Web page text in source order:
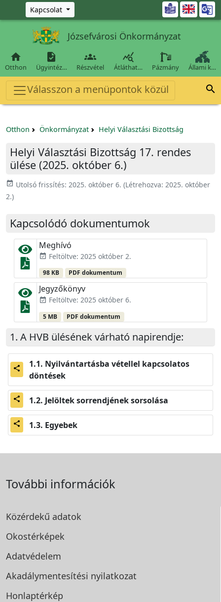
Ugrás a fő tartalomra
Kapcsolat 
Józsefvárosi Önkormányzat

Otthon

Ügyintéz…

Részvétel

Átláthat… Pázmány Állami k…
Válasszon a menüpontok közül 
Otthon Önkormányzat Helyi Választási Bizottság
Helyi Választási Bizottság 17. rendes
ülése (2025. október 6.)
event_available Utolsó frissítés: 2025. október 6. (Létrehozva: 2025. október
2.)
Kapcsolódó dokumentumok
Meghívó
event_available Feltöltve: 2025 október 2.
98 KB PDF dokumentum
Jegyzőkönyv
event_available Feltöltve: 2025 október 6.
5 MB PDF dokumentum
A HVB ülésének várható napirendje:
share
Nyilvántartásba vétellel kapcsolatos
döntések
share Jelöltek sorrendjének sorsolása
share Egyebek
További információk
Közérdekű adatok
Okostérképek
Adatvédelem
Akadálymentesítési nyilatkozat
Honlaptérkép